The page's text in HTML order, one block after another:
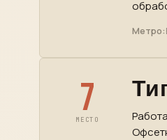
Метро:
7
МЕСТО